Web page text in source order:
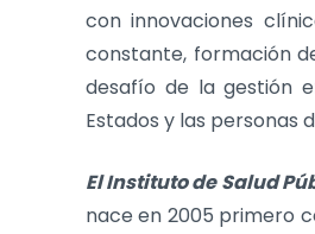
con innovaciones
constante, formación
desafío de la gestión
Estados y las personas
El Instituto de Salud
nace en 2005 primero